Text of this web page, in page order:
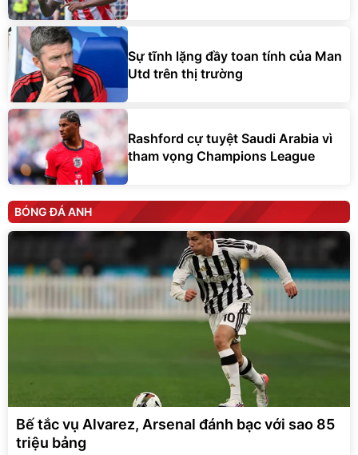
Sự tĩnh lặng đầy toan tính của Man
Utd trên thị trường
Rashford cự tuyệt Saudi Arabia vì
tham vọng Champions League
BÓNG ĐÁ ANH
Bế tắc vụ Alvarez, Arsenal đánh bạc với sao 85
triệu bảng